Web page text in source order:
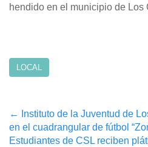
hendido en el municipio de Los
LOCAL
Post
navigation
←
Instituto de la Juventud de
en el cuadrangular de fútbol
Estudiantes de CSL reciben